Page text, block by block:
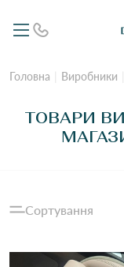
Головна Виробники
ТОВАРИ
Сортування